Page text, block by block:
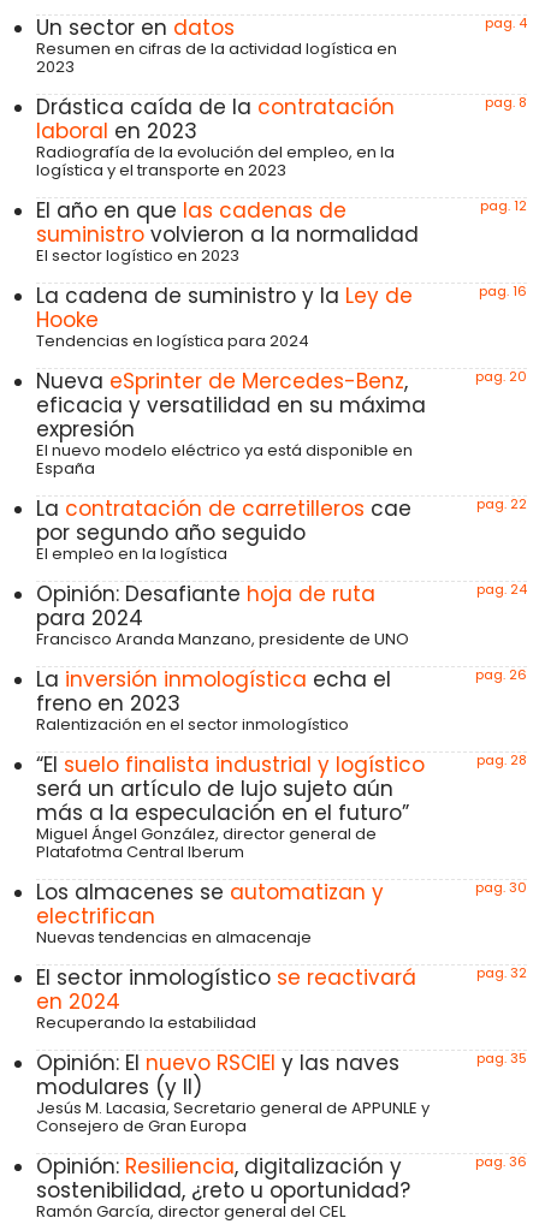
Un sector en datos
Resumen en cifras de la actividad logística en
2023
pag. 4
Drástica caída de la contratación
laboral en 2023
Radiografía de la evolución del empleo, en la
logística y el transporte en 2023
pag. 8
El año en que las cadenas de
suministro volvieron a la normalidad
El sector logístico en 2023
pag. 12
La cadena de suministro y la Ley de
Hooke
Tendencias en logística para 2024
pag. 16
Nueva eSprinter de Mercedes-Benz,
eficacia y versatilidad en su máxima
expresión
El nuevo modelo eléctrico ya está disponible en
España
pag. 20
La contratación de carretilleros cae
por segundo año seguido
El empleo en la logística
pag. 22
Opinión: Desafiante hoja de ruta
para 2024
Francisco Aranda Manzano, presidente de UNO
pag. 24
La inversión inmologística echa el
freno en 2023
Ralentización en el sector inmologístico
pag. 26
“El suelo finalista industrial y logístico
será un artículo de lujo sujeto aún
más a la especulación en el futuro”
Miguel Ángel González, director general de
Platafotma Central Iberum
pag. 28
Los almacenes se automatizan y
electrifican
Nuevas tendencias en almacenaje
pag. 30
El sector inmologístico se reactivará
en 2024
Recuperando la estabilidad
pag. 32
Opinión: El nuevo RSCIEI y las naves
modulares (y II)
Jesús M. Lacasia, Secretario general de APPUNLE y
Consejero de Gran Europa
pag. 35
Opinión: Resiliencia, digitalización y
sostenibilidad, ¿reto u oportunidad?
Ramón García, director general del CEL
pag. 36